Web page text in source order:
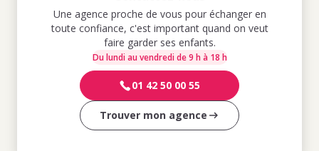
Une agence proche de vous pour échanger en
toute confiance, c'est important quand on veut
faire garder ses enfants.
Du lundi au vendredi de 9 h à 18 h
01 42 50 00 55
Trouver mon agence